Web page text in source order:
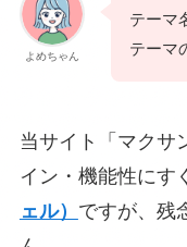
よめちゃん
テーマ
テーマ
当サイト「マクサ
イン・機能性にす
ェル） ですが、残